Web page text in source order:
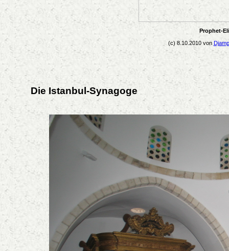
Prophet-
(c) 8.10.2010 von
Die Istanbul-Synagoge